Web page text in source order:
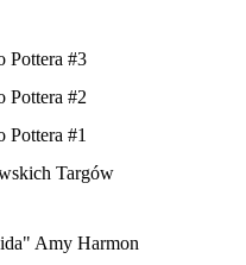
Pottera #3
Pottera #2
Pottera #1
Targów
Amy Harmon